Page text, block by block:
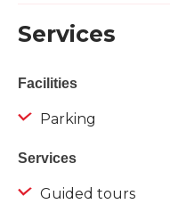
Services
Facilities
Parking
Services
Guided tours